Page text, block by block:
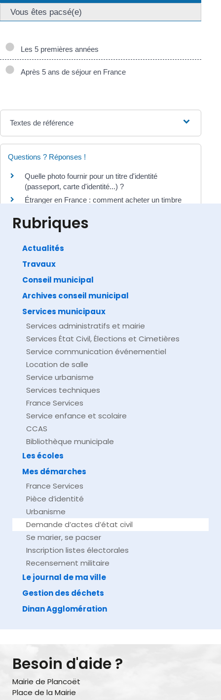
Vous êtes pacsé(e)
Les 5 premières années
Après 5 ans de séjour en France
Textes de référence
Questions ? Réponses !
Quelle photo fournir pour un titre d'identité
(passeport, carte d'identité...) ?
Étranger en France : comment acheter un timbre
Direction de l'information légale et administrative
Rubriques
Actualités
Travaux
Conseil municipal
Archives conseil municipal
Services municipaux
Services administratifs et mairie
Services État Civil, Élections et Cimetières
Service communication événementiel
Location de salle
Service urbanisme
Services techniques
France Services
Service enfance et scolaire
CCAS
Bibliothèque municipale
Les écoles
Mes démarches
France Services
Pièce d’identité
Urbanisme
Demande d’actes d’état civil
Se marier, se pacser
Inscription listes électorales
Recensement militaire
Le journal de ma ville
Gestion des déchets
Dinan Agglomération
Besoin d'aide ?
Mairie de Plancoët
Place de la Mairie